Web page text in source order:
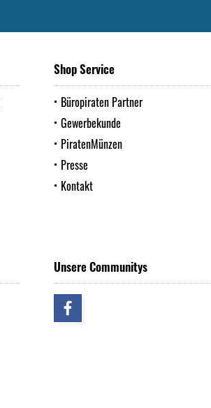
Shop Service
Büropiraten Partner
Gewerbekunde
PiratenMünzen
Presse
Kontakt
Unsere Communitys